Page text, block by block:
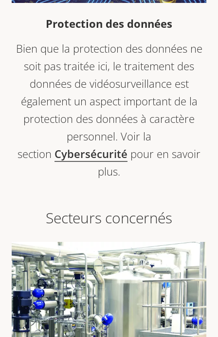
Protection des données
Bien que la protection des données ne
soit pas traitée ici, le traitement des
données de vidéosurveillance est
également un aspect important de la
protection des données à caractère
personnel. Voir la
section Cybersécurité pour en savoir
plus.
Secteurs concernés